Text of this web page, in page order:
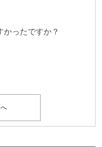
かったですか？